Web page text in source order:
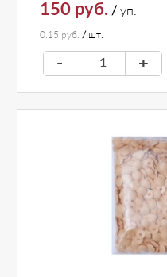
150 руб. / уп.
0.15 руб. / шт.
- +